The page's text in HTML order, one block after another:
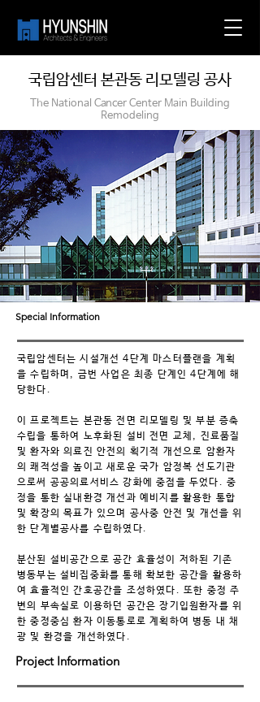
국립암센터 본관동 리모델링 공사
The National Cancer Center Main Building
Remodeling
Special Information
국립암센터는 시설개선 4단계 마스터플랜을 계획
을 수립하며, 금번 사업은 최종 단계인 4단계에 해
당한다.
이 프로젝트는 본관동 전면 리모델링 및 부분 증축
수립을 통하여 노후화된 설비 전면 교체, 진료품질
및 환자와 의료진 안전의 획기적 개선으로 암환자
의 쾌적성을 높이고 새로운 국가 암정복 선도기관
으로써 공공의료서비스 강화에 중점을 두었다. 중
정을 통한 실내환경 개선과 예비지를 활용한 통합
및 확장의 목표가 있으며 공사중 안전 및 개선을 위
한 단계별공사를 수립하였다.
분산된 설비공간으로 공간 효율성이 저하된 기존
병동부는 설비집중화를 통해 확보한 공간을 활용하
여 효율적인 간호공간을 조성하였다. 또한 중정 주
변의 부속실로 이용하던 공간은 장기입원환자를 위
한 중정중심 환자 이동통로로 계획하여 병동 내 채
광 및 환경을 개선하였다.
Project Information